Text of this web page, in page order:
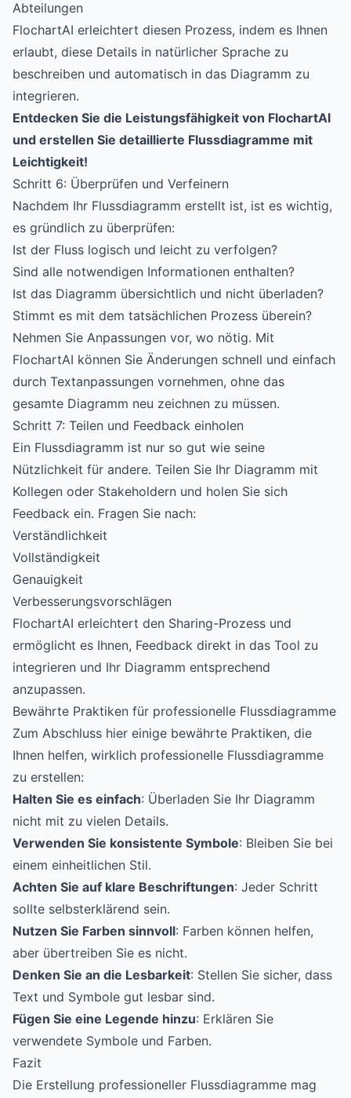
Abteilungen
FlochartAI erleichtert diesen Prozess, indem es Ihnen
erlaubt, diese Details in natürlicher Sprache zu
beschreiben und automatisch in das Diagramm zu
integrieren.
Entdecken Sie die Leistungsfähigkeit von FlochartAI
und erstellen Sie detaillierte Flussdiagramme mit
Leichtigkeit!
Schritt 6: Überprüfen und Verfeinern
Nachdem Ihr Flussdiagramm erstellt ist, ist es wichtig,
es gründlich zu überprüfen:
Ist der Fluss logisch und leicht zu verfolgen?
Sind alle notwendigen Informationen enthalten?
Ist das Diagramm übersichtlich und nicht überladen?
Stimmt es mit dem tatsächlichen Prozess überein?
Nehmen Sie Anpassungen vor, wo nötig. Mit
FlochartAI können Sie Änderungen schnell und einfach
durch Textanpassungen vornehmen, ohne das
gesamte Diagramm neu zeichnen zu müssen.
Schritt 7: Teilen und Feedback einholen
Ein Flussdiagramm ist nur so gut wie seine
Nützlichkeit für andere. Teilen Sie Ihr Diagramm mit
Kollegen oder Stakeholdern und holen Sie sich
Feedback ein. Fragen Sie nach:
Verständlichkeit
Vollständigkeit
Genauigkeit
Verbesserungsvorschlägen
FlochartAI erleichtert den Sharing-Prozess und
ermöglicht es Ihnen, Feedback direkt in das Tool zu
integrieren und Ihr Diagramm entsprechend
anzupassen.
Bewährte Praktiken für professionelle Flussdiagramme
Zum Abschluss hier einige bewährte Praktiken, die
Ihnen helfen, wirklich professionelle Flussdiagramme
zu erstellen:
Halten Sie es einfach: Überladen Sie Ihr Diagramm
nicht mit zu vielen Details.
Verwenden Sie konsistente Symbole: Bleiben Sie bei
einem einheitlichen Stil.
Achten Sie auf klare Beschriftungen: Jeder Schritt
sollte selbsterklärend sein.
Nutzen Sie Farben sinnvoll: Farben können helfen,
aber übertreiben Sie es nicht.
Denken Sie an die Lesbarkeit: Stellen Sie sicher, dass
Text und Symbole gut lesbar sind.
Fügen Sie eine Legende hinzu: Erklären Sie
verwendete Symbole und Farben.
Fazit
Die Erstellung professioneller Flussdiagramme mag